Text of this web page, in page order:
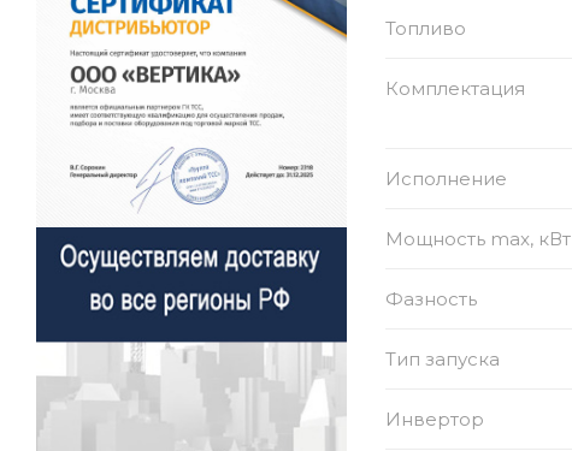
Топливо
Комплектация
Исполнение
Мощность max, кВт
Фазность
Тип запуска
Инвертор